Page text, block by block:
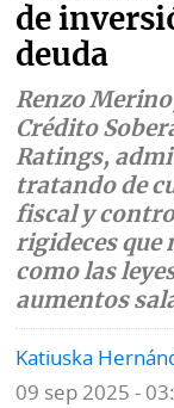
Ponle
la
Firma
de
deuda
Renzo
Crédito
Ratings,
tratando de
fiscal y
rigideces que
como las
aumentos
Katiuska
09 sep 2025 -